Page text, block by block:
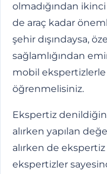
olmadığından ikinci
de araç kadar
şehir dışındaysa,
sağlamlığından
mobil ekspertizlerle
öğrenmelisiniz.
Ekspertiz
alırken yapılan
alırken de
ekspertizler